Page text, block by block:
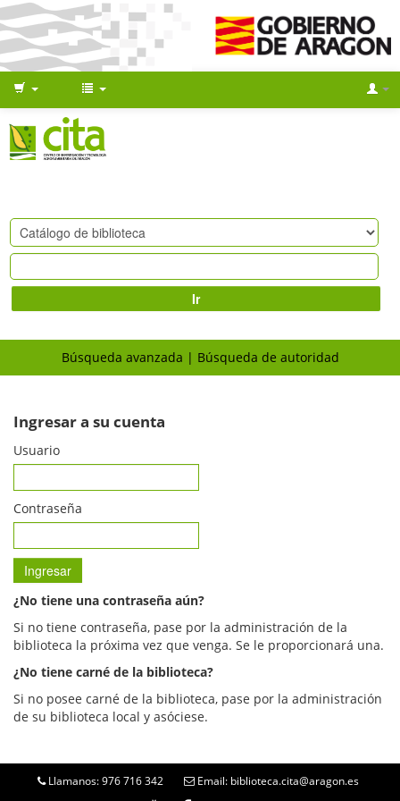
Ir
Búsqueda avanzada Búsqueda de autoridad
Ingresar a su cuenta
Usuario
Contraseña
¿No tiene una contraseña aún?
Si no tiene contraseña, pase por la administración de la
biblioteca la próxima vez que venga. Se le proporcionará una.
¿No tiene carné de la biblioteca?
Si no posee carné de la biblioteca, pase por la administración
de su biblioteca local y asóciese.
Llamanos: 976 716 342 Email: biblioteca.cita@aragon.es